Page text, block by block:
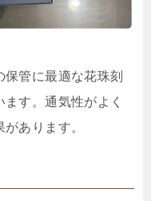
管に最適な花珠刻
す。通気性がよく
あります。